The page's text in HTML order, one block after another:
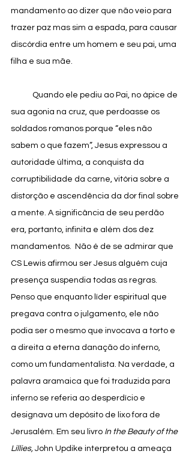
mandamento ao dizer que não veio para
trazer paz mas sim a espada, para causar
discórdia entre um homem e seu pai, uma
filha e sua mãe.
sua agonia na cruz, que perdoasse os
soldados romanos porque “eles não
sabem o que fazem”, Jesus expressou a
autoridade última, a conquista da
corruptibilidade da carne, vitória sobre a
distorção e ascendência da dor final sobre
a mente. A significância de seu perdão
era, portanto, infinita e além dos dez
mandamentos.  Não é de se admirar que
CS Lewis afirmou ser Jesus alguém cuja
presença suspendia todas as regras.
Penso que enquanto líder espiritual que
pregava contra o julgamento, ele não
podia ser o mesmo que invocava a torto e
a direita a eterna danação do inferno,
como um fundamentalista. Na verdade, a
palavra aramaica que foi traduzida para
inferno se referia ao desperdício e
designava um depósito de lixo fora de
Jerusalém. Em seu livro In the Beauty of the
Lillies, John Updike interpretou a ameaça